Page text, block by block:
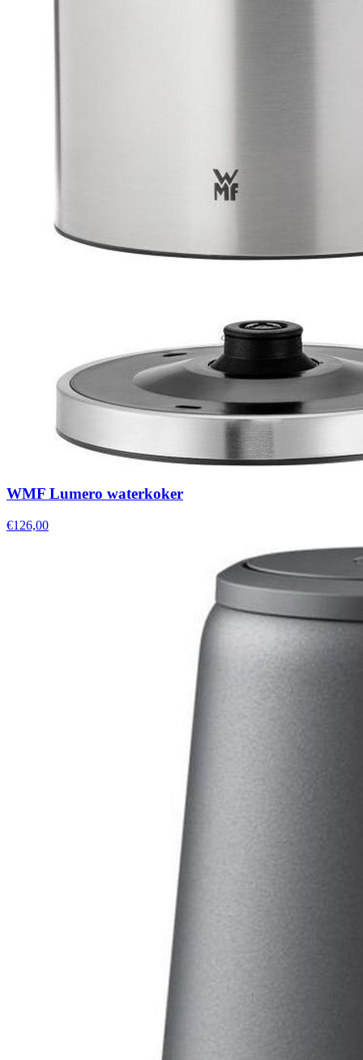
WMF Lumero waterkoker
€126,00